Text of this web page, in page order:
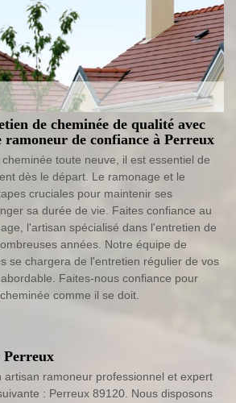
de cheminée de qualité avec
ramoneur de confiance à Perreux
toute neuve, il est essentiel de
dès le départ. Le ramonage et le
cruciales pour maintenir ses
sa durée de vie. Faites confiance au
l'artisan spécialisé dans l'entretien de
années. Notre équipe de
se chargera de l'entretien régulier de vos
Faites-nous confiance pour
comme il se doit.
artisan ramoneur professionnel et expert
: Perreux 89120. Nous disposons